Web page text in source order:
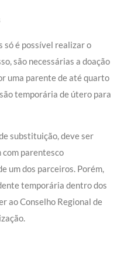
só é possível realizar o
são necessárias a doação
uma parente de até quarto
temporária de útero para
substituição, deve ser
com parentesco
um dos parceiros. Porém,
temporária dentro dos
ao Conselho Regional de